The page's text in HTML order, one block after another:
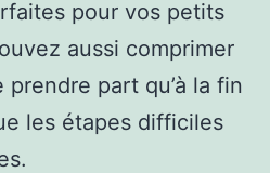
pour vos petits
aussi comprimer
part qu’à la fin
les étapes difficiles